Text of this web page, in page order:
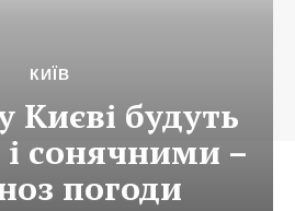
КИЇВ
Києві будуть
сонячними –
погоди